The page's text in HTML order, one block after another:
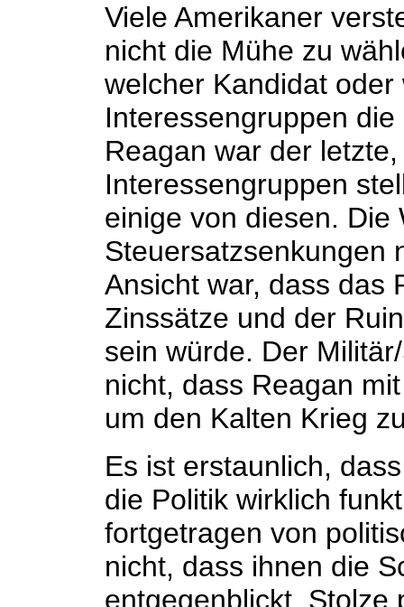
Viele Amerikaner
nicht die Mühe zu
welcher Kandidat
Interessengruppen
Reagan war der
Interessengruppen
einige von diesen. Die
Steuersatzsenkungen
Ansicht war, dass das
Zinssätze und der
sein würde. Der
nicht, dass Reagan
um den Kalten Krieg
Es ist erstaunlich,
die Politik wirklich
fortgetragen von
nicht, dass ihnen die
entgegenblickt. Stolze